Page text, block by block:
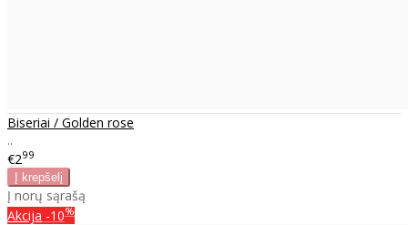
Biseriai / Golden rose
..
€299
Į norų sąrašą
Akcija -10%